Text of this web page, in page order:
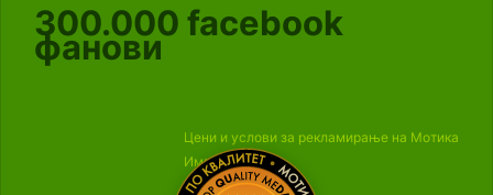
300.000 facebook
фанови
Цени и услови за рекламирање на Мотика
Импресум